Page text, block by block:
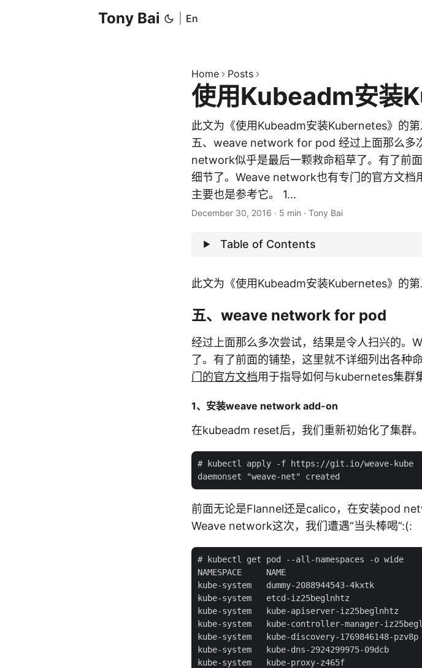
Tony Bai En
Home Posts
使用Kubeadm安装
此文为《使用Kubeadm安装Kubernetes》的
五、weave network for pod 经过上面那么多
network似乎是最后一颗救命稻草了。有了前
细节了。Weave network也有专门的官方文档
主要也是参考它。 1...
December 30, 2016 · 5 min · Tony Bai
Table of Contents
此文为《使用Kubeadm安装Kubernetes》的
五、weave network for pod
经过上面那么多次尝试，结果是令人扫兴的。
了。有了前面的铺垫，这里就不详细列出各种
门的官方文档用于指导如何与kubernetes集群
1、安装weave network add-on
在kubeadm reset后，我们重新初始化了集群
# kubectl apply -f https://git.io/weave-kube
前面无论是Flannel还是calico，在安装pod
Weave network这次，我们遭遇“当头棒喝”:(:
# kubectl get pod --all-namespaces -o wide
NAMESPACE     NAME
kube-system   dummy-2088944543-
kube-system   etcd-iz25beglnhtz
kube-system   kube-apiserver-
kube-system   kube-controller-manager-
kube-system   kube-discovery-
kube-system   kube-dns-2924299975-
kube-system   kube-proxy-z465f